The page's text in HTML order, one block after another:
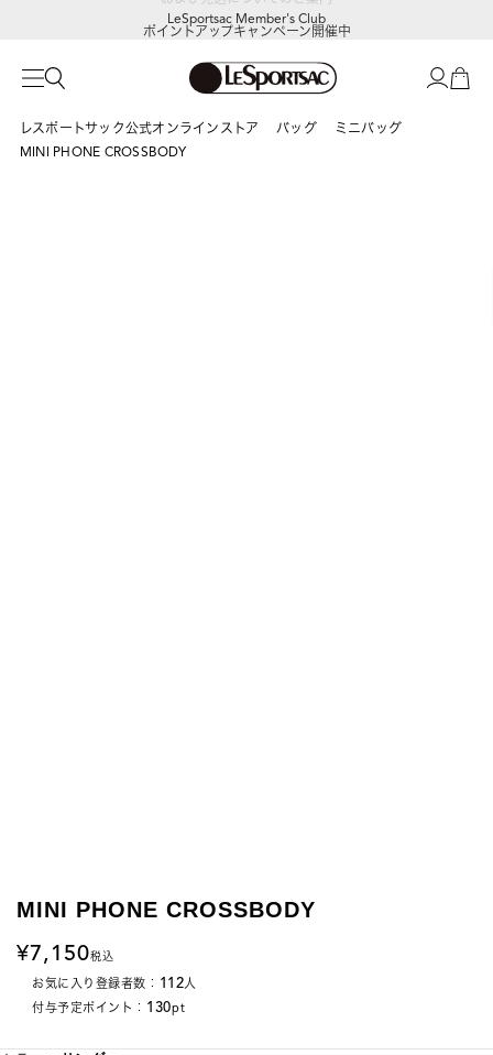
LeSportsac Member's Club
ポイントアップキャンペーン開催中
レスポートサック公式オンラインストア バッグ
ミニバッグ
MINI PHONE CROSSBODY
MINI PHONE CROSSBODY
7,150税込
お気に入り登録者数： 112人
付与予定ポイント： 130pt